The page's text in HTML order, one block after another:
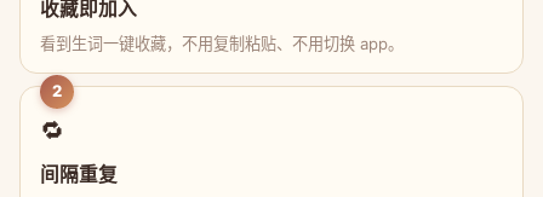
收藏即加入
看到生词一键收藏，不用复制粘贴、不用切换 app。
2
🔁
间隔重复